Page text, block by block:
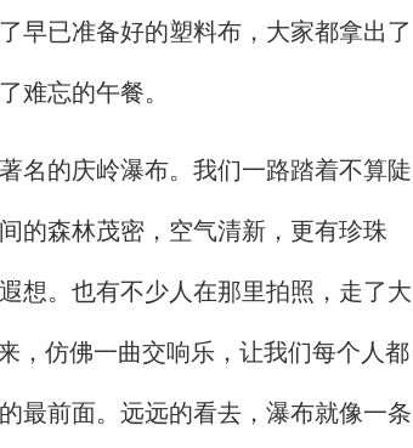
早已准备好的塑料布，大家都拿出了
难忘的午餐。
名的庆岭瀑布。我们一路踏着不算陡
的森林茂密，空气清新，更有珍珠
想。也有不少人在那里拍照，走了大
仿佛一曲交响乐，让我们每个人都
最前面。远远的看去，瀑布就像一条